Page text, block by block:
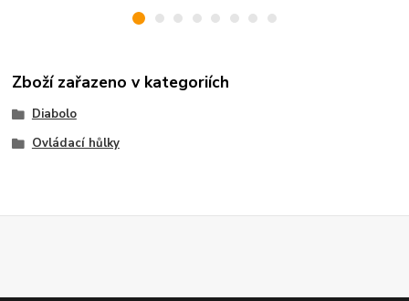
Zboží zařazeno v kategoriích
Diabolo
Ovládací hůlky